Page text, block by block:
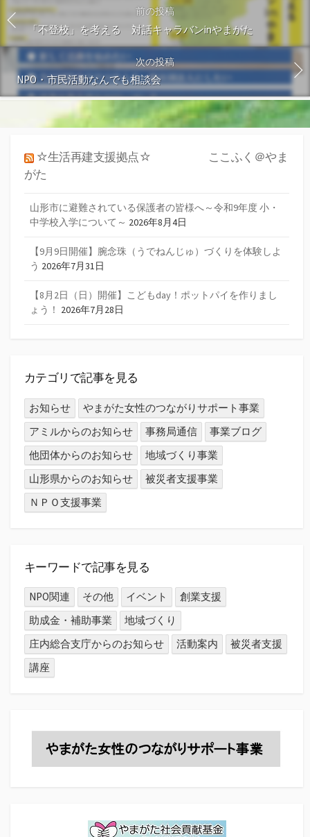
前の投稿
「不登校」を考える 対話キャラバンinやまがた
次の投稿
NPO・市民活動なんでも相談会
☆生活再建支援拠点☆ ここふく＠やま
がた
山形市に避難されている保護者の皆様へ～令和9年度 小・
中学校入学について～ 2026年8月4日
【9月9日開催】腕念珠（うでねんじゅ）づくりを体験しよ
う 2026年7月31日
【8月2日（日）開催】こどもday！ポットパイを作りまし
ょう！ 2026年7月28日
カテゴリで記事を見る
お知らせ
やまがた女性のつながりサポート事業
アミルからのお知らせ
事務局通信
事業ブログ
他団体からのお知らせ
地域づくり事業
山形県からのお知らせ
被災者支援事業
ＮＰＯ支援事業
キーワードで記事を見る
NPO関連 その他 イベント
創業支援
助成金・補助事業
地域づくり
庄内総合支庁からのお知らせ
活動案内
被災者支援
講座